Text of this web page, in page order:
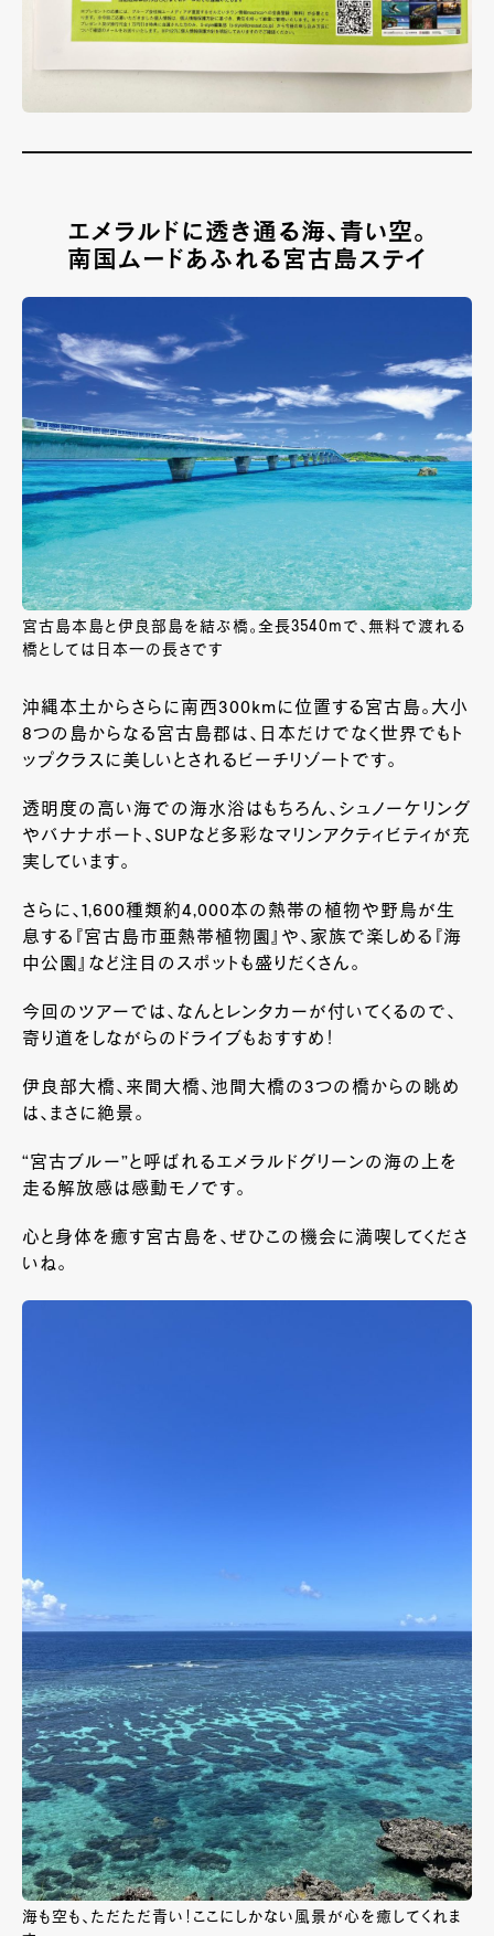
エメラルドに透き通る海、青い空。
南国ムードあふれる宮古島ステイ
宮古島本島と伊良部島を結ぶ橋。全長3540mで、無料で渡れる
橋としては日本一の長さです
沖縄本土からさらに南西300kmに位置する宮古島。大小
8つの島からなる宮古島郡は、日本だけでなく世界でもト
ップクラスに美しいとされるビーチリゾートです。
透明度の高い海での海水浴はもちろん、シュノーケリング
やバナナボート、SUPなど多彩なマリンアクティビティが充
実しています。
さらに、1,600種類約4,000本の熱帯の植物や野鳥が生
息する『宮古島市亜熱帯植物園』や、家族で楽しめる『海
中公園』など注目のスポットも盛りだくさん。
今回のツアーでは、なんとレンタカーが付いてくるので、
寄り道をしながらのドライブもおすすめ！
伊良部大橋、来間大橋、池間大橋の3つの橋からの眺め
は、まさに絶景。
“宮古ブルー”と呼ばれるエメラルドグリーンの海の上を
走る解放感は感動モノです。
心と身体を癒す宮古島を、ぜひこの機会に満喫してくださ
いね。
海も空も、ただただ青い！ここにしかない風景が心を癒してくれま